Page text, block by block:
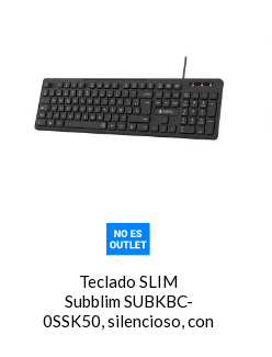
Teclado SLIM
Subblim SUBKBC-
0SSK50, silencioso, con